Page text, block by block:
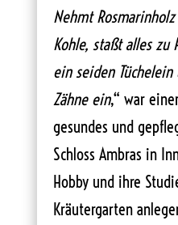
Nehmt
Kohle, staßt alles zu
ein seiden
Zähne ein,“ war
gesundes und
Schloss Ambras in
Hobby und ihre
Kräutergarten